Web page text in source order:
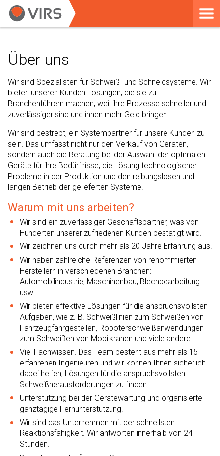
Über uns
Wir sind Spezialisten für Schweiß- und Schneidsysteme. Wir
bieten unseren Kunden Lösungen, die sie zu
Branchenführern machen, weil ihre Prozesse schneller und
zuverlässiger sind und ihnen mehr Geld bringen.
Wir sind bestrebt, ein Systempartner für unsere Kunden zu
sein. Das umfasst nicht nur den Verkauf von Geräten,
sondern auch die Beratung bei der Auswahl der optimalen
Geräte für ihre Bedürfnisse, die Lösung technologischer
Probleme in der Produktion und den reibungslosen und
langen Betrieb der gelieferten Systeme.
Warum mit uns arbeiten?
Wir sind ein zuverlässiger Geschäftspartner, was von
Hunderten unserer zufriedenen Kunden bestätigt wird.
Wir zeichnen uns durch mehr als 20 Jahre Erfahrung aus.
Wir haben zahlreiche Referenzen von renommierten
Herstellern in verschiedenen Branchen:
Automobilindustrie, Maschinenbau, Blechbearbeitung
usw.
Wir bieten effektive Lösungen für die anspruchsvollsten
Aufgaben, wie z. B. Schweißlinien zum Schweißen von
Fahrzeugfahrgestellen, Roboterschweißanwendungen
zum Schweißen von Mobilkranen und viele andere ...
Viel Fachwissen. Das Team besteht aus mehr als 15
erfahrenen Ingenieuren und wir können Ihnen sicherlich
dabei helfen, Lösungen für die anspruchsvollsten
Schweißherausforderungen zu finden.
Unterstützung bei der Gerätewartung und organisierte
ganztägige Fernunterstützung.
Wir sind das Unternehmen mit der schnellsten
Reaktionsfähigkeit. Wir antworten innerhalb von 24
Stunden.